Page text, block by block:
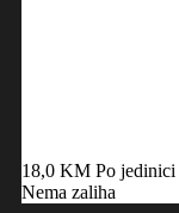
18,0 KM Po jedinici
Nema zaliha